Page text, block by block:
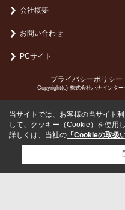
会社概要
お問い合わせ
PCサイト
プライバシーポリシー
Copyright(c) 株式会社ハナインタ
当サイトでは、お客様の当サイト
して、クッキー（Cookie）を使用し
詳しくは、当社の 「Cookieの取扱